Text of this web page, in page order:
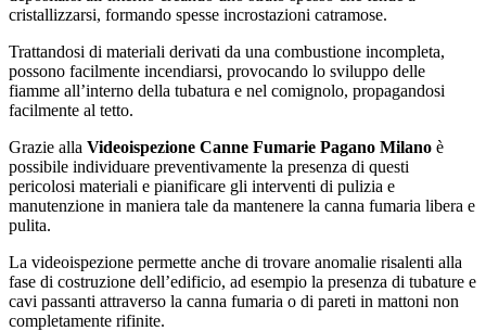
cristallizzarsi, formando spesse incrostazioni catramose.
Trattandosi di materiali derivati da una combustione incompleta,
possono facilmente incendiarsi, provocando lo sviluppo delle
fiamme all’interno della tubatura e nel comignolo, propagandosi
facilmente al tetto.
Grazie alla Videoispezione Canne Fumarie Pagano Milano è
possibile individuare preventivamente la presenza di questi
pericolosi materiali e pianificare gli interventi di pulizia e
manutenzione in maniera tale da mantenere la canna fumaria libera e
pulita.
La videoispezione permette anche di trovare anomalie risalenti alla
fase di costruzione dell’edificio, ad esempio la presenza di tubature e
cavi passanti attraverso la canna fumaria o di pareti in mattoni non
completamente rifinite.